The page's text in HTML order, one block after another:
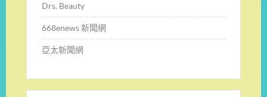
Drs. Beauty
668enews 新聞網
亞太新聞網